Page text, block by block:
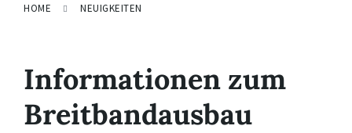
HOME NEUIGKEITEN
Informationen zum
Breitbandausbau